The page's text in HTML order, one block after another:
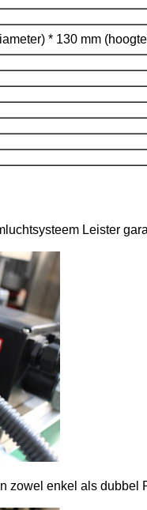
* 130 mm
Leister
zowel enkel als dubbel